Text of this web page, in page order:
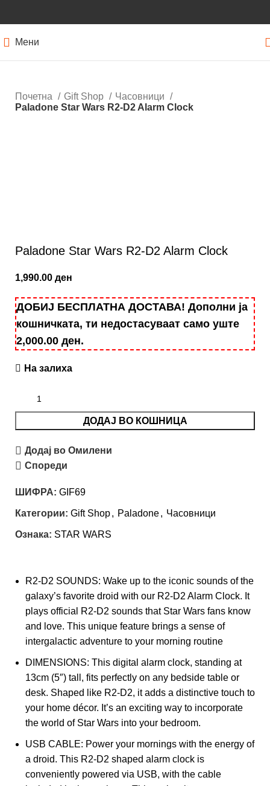
Мени
Почетна Gift Shop
Часовници
Paladone Star Wars R2-D2 Alarm Clock
Paladone Star Wars R2-D2 Alarm Clock
1,990.00 ден
ДОБИЈ БЕСПЛАТНА ДОСТАВА! Дополни ја
кошничката, ти недостасуваат само уште
2,000.00 ден.
На залиха
ДОДАЈ ВО КОШНИЦА
Додај во Омилени
Спореди
ШИФРА: GIF69
Категории: Gift Shop, Paladone, Часовници
Ознака: STAR WARS
R2-D2 SOUNDS: Wake up to the iconic sounds of the
galaxy’s favorite droid with our R2-D2 Alarm Clock. It
plays official R2-D2 sounds that Star Wars fans know
and love. This unique feature brings a sense of
intergalactic adventure to your morning routine
DIMENSIONS: This digital alarm clock, standing at
13cm (5″) tall, fits perfectly on any bedside table or
desk. Shaped like R2-D2, it adds a distinctive touch to
your home décor. It’s an exciting way to incorporate
the world of Star Wars into your bedroom.
USB CABLE: Power your mornings with the energy of
a droid. This R2-D2 shaped alarm clock is
conveniently powered via USB, with the cable